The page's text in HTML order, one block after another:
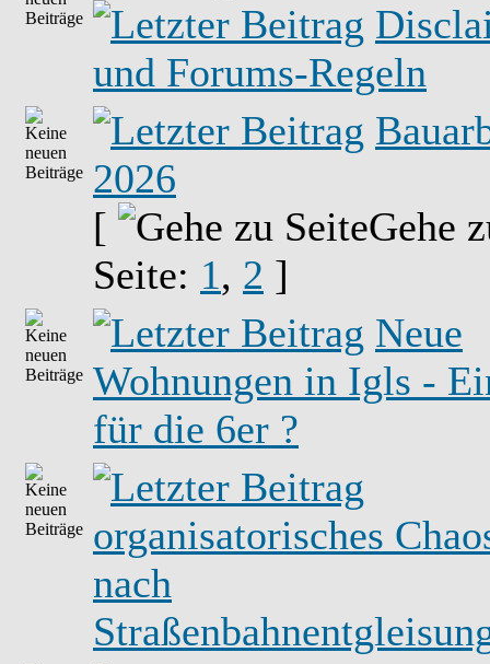
und Forums-Regeln
2026
[
Gehe
Seite: 1, 2 ]
Neue
Wohnungen in Igls -
für die 6er ?
organisatorisches
nach